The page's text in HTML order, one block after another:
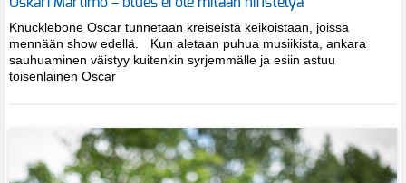
Knucklebone Oscar tunnetaan kreiseistä keikoistaan, joissa
mennään show edellä. Kun aletaan puhua musiikista, ankara
sauhuaminen väistyy kuitenkin syrjemmälle ja esiin astuu
toisenlainen Oscar